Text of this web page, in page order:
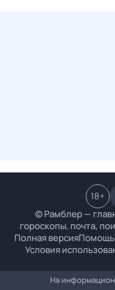
© Рамблер —
гороскопы, почта,
Полная версияПомощь
Условия
18+
На